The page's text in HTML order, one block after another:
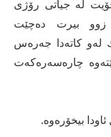
لە جیاتی رۆژی
بیرت دەچێت
لەو كاتەدا جەرەس
چارەسەرەكەت